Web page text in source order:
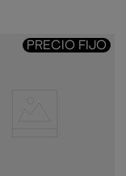
PRECIO FIJO